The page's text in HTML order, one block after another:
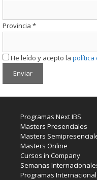
Provincia *
He leído y acepto la política
Programas Next IBS
Masters Presenciales
Masters
Masters Online
Cursos in Company
Semanas
Programas